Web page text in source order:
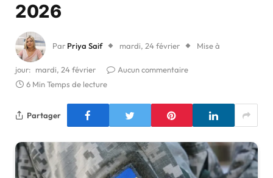
2026
Par Priya Saif mardi, 24 février Mise à
jour: mardi, 24 février
Aucun commentaire
6 Min Temps de lecture
Partager